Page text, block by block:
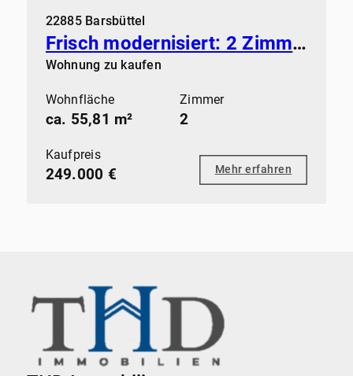
22885 Barsbüttel
Frisch modernisiert: 2 Zimmer mit Kamin, Balkon und Stellplatz in Barsbüttel
Wohnung zu kaufen
Wohnfläche
ca. 55,81 m²
Zimmer
2
Kaufpreis
249.000 € Mehr erfahren